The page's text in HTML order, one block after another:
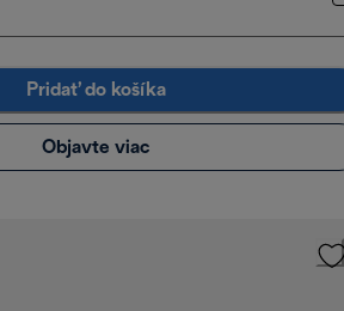
Pridať do košíka
Objavte viac